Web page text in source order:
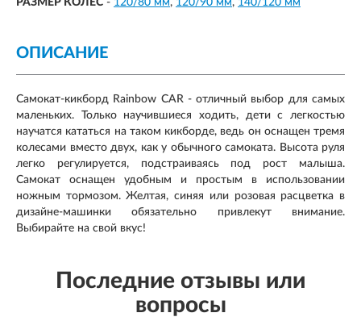
ОПИСАНИЕ
Самокат-кикборд Rainbow CAR - отличный выбор для самых
маленьких. Только научившиеся ходить, дети с легкостью
научатся кататься на таком кикборде, ведь он оснащен тремя
колесами вместо двух, как у обычного самоката. Высота руля
легко регулируется, подстраиваясь под рост малыша.
Самокат оснащен удобным и простым в использовании
ножным тормозом. Желтая, синяя или розовая расцветка в
дизайне-машинки обязательно привлекут внимание.
Выбирайте на свой вкус!
Последние отзывы или
вопросы